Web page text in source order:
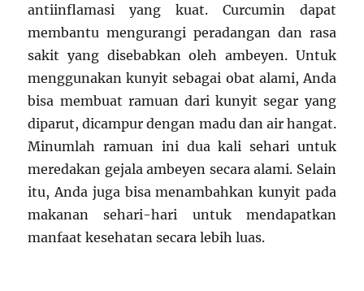
antiinflamasi yang kuat. Curcumin dapat
membantu mengurangi peradangan dan rasa
sakit yang disebabkan oleh ambeyen. Untuk
menggunakan kunyit sebagai obat alami, Anda
bisa membuat ramuan dari kunyit segar yang
diparut, dicampur dengan madu dan air hangat.
Minumlah ramuan ini dua kali sehari untuk
meredakan gejala ambeyen secara alami. Selain
itu, Anda juga bisa menambahkan kunyit pada
makanan sehari-hari untuk mendapatkan
manfaat kesehatan secara lebih luas.